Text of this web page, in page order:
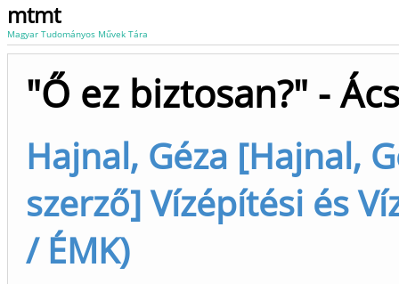
mtmt
Magyar Tudományos Művek Tára
"Ő ez biztosan?" -
Hajnal, Géza [Hajnal,
szerző] Vízépítési és
/ ÉMK)